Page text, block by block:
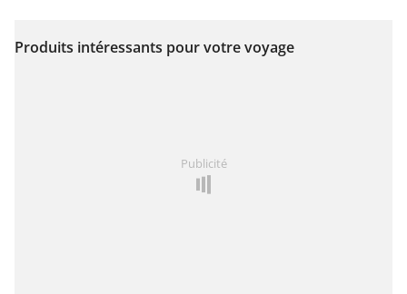
Voir sur la carte
Produits intéressants pour votre voyage
Publicité